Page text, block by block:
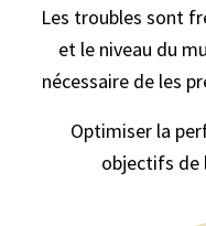
Les troubles sont
et le niveau du
nécessaire de les
Optimiser la
objectifs de